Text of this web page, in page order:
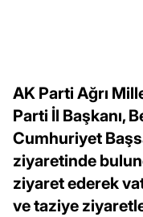
AK Parti Ağrı
Parti İl Başkanı,
Cumhuriyet
ziyaretinde
ziyaret ederek
ve taziye